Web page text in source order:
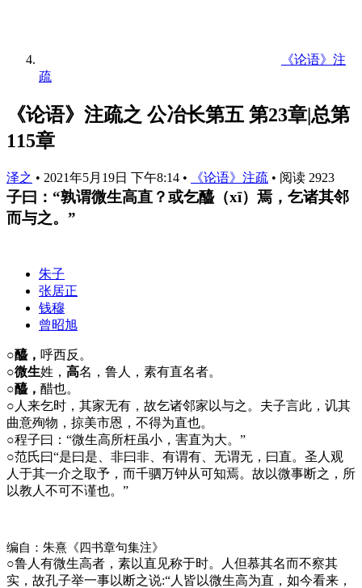
《论语》注
疏
《论语》注疏之 公冶长第五 第23章|总第
115章
泽之 • 2021年5月19日 下午8:14 • 《论语》注疏 • 阅读 2923
子曰：“孰谓微生高直？或乞醯（xī）焉，乞诸其邻
而与之。”
朱子
张居正
钱穆
曾昭旭
○醯， 呼西反。
○微生姓， 高名，鲁人，素有直名者。
○醯， 醋也。
○ 人来乞时，其家无有，故乞诸邻家以与之。夫子言此，讥其
曲意殉物，掠美市恩，不得为直也。
○程子曰：“微生高所枉虽小，害直为大。”
○范氏曰“是曰是、非曰非、有谓有、无谓无，曰直。圣人观
人于其一介之取予，而千驷万钟从可知焉。故以微事断之，所
以教人不可不谨也。”
编自：朱熹《四书章句集注》
○鲁人有微生高者，素以直见称于时。人但慕其名而不察其
实，故孔子举一事以断之说:“人皆以微生高为直，如今看来，